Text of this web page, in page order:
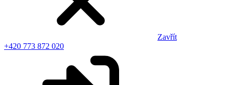
Zavřít
+420 773 872 020